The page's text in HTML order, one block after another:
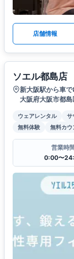
店舗情報
ソエル都島店
新大阪駅から車
大阪府大阪市都
ウェアレンタル サ
無料体験
無料カウ
営業時
0:00〜